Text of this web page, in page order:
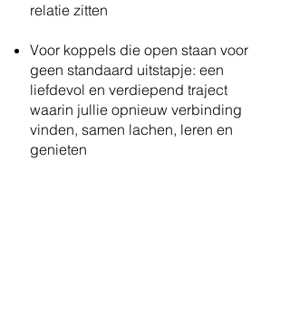
relatie zitten
Voor koppels die open staan voor
geen standaard uitstapje: een
liefdevol en verdiepend traject
waarin jullie opnieuw verbinding
vinden, samen lachen, leren en
genieten